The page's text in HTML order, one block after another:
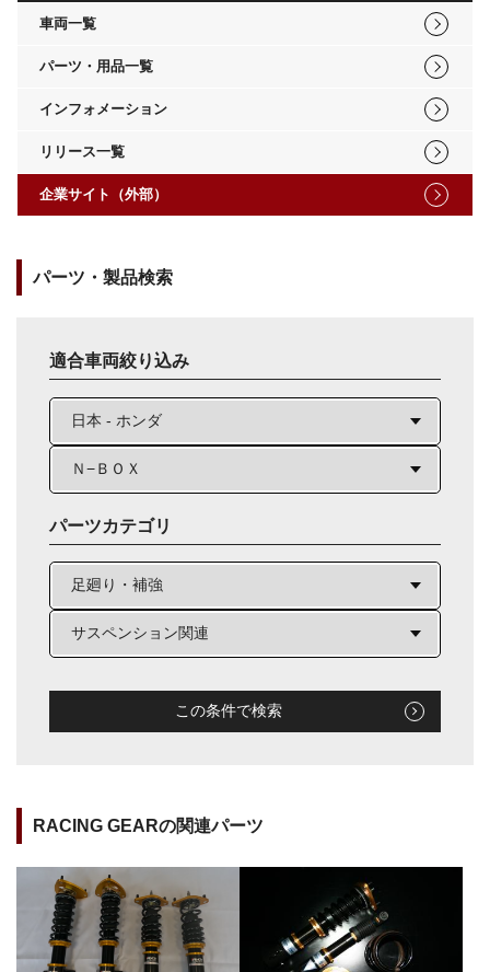
車両一覧
パーツ・用品一覧
インフォメーション
リリース一覧
企業サイト（外部）
パーツ・製品検索
適合車両絞り込み
パーツカテゴリ
この条件で検索
RACING GEARの関連パーツ